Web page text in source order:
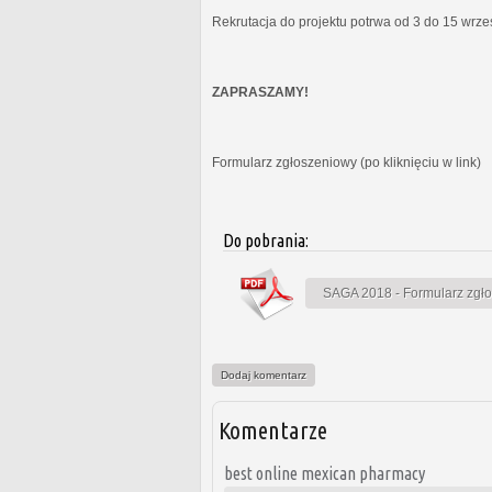
Rekrutacja do projektu potrwa od 3 do 15
ZAPRASZAMY!
Formularz zgłoszeniowy (po kliknięciu w link)
Do pobrania:
SAGA 2018 - Formularz
Dodaj komentarz
Komentarze
best online mexican pharmacy